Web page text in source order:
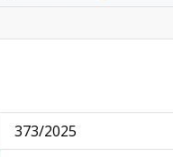
373/2025